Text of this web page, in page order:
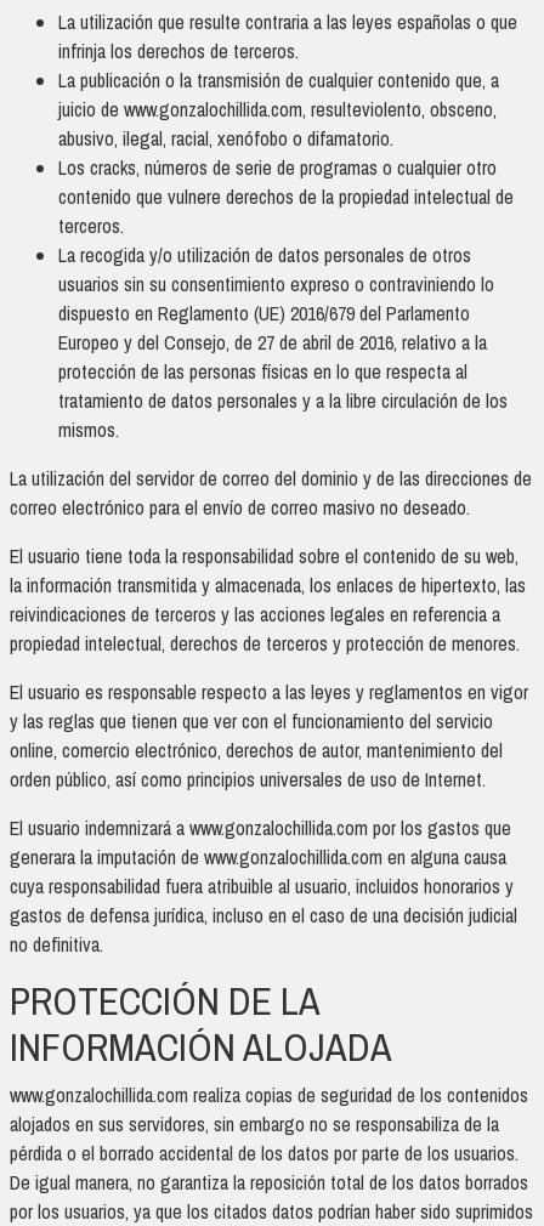
La utilización que resulte contraria a las leyes españolas o que
infrinja los derechos de terceros.
La publicación o la transmisión de cualquier contenido que, a
juicio de www.gonzalochillida.com, resulteviolento, obsceno,
abusivo, ilegal, racial, xenófobo o difamatorio.
Los cracks, números de serie de programas o cualquier otro
contenido que vulnere derechos de la propiedad intelectual de
terceros.
La recogida y/o utilización de datos personales de otros
usuarios sin su consentimiento expreso o contraviniendo lo
dispuesto en Reglamento (UE) 2016/679 del Parlamento
Europeo y del Consejo, de 27 de abril de 2016, relativo a la
protección de las personas físicas en lo que respecta al
tratamiento de datos personales y a la libre circulación de los
mismos.
La utilización del servidor de correo del dominio y de las direcciones de
correo electrónico para el envío de correo masivo no deseado.
El usuario tiene toda la responsabilidad sobre el contenido de su web,
la información transmitida y almacenada, los enlaces de hipertexto, las
reivindicaciones de terceros y las acciones legales en referencia a
propiedad intelectual, derechos de terceros y protección de menores.
El usuario es responsable respecto a las leyes y reglamentos en vigor
y las reglas que tienen que ver con el funcionamiento del servicio
online, comercio electrónico, derechos de autor, mantenimiento del
orden público, así como principios universales de uso de Internet.
El usuario indemnizará a www.gonzalochillida.com por los gastos que
generara la imputación de www.gonzalochillida.com en alguna causa
cuya responsabilidad fuera atribuible al usuario, incluidos honorarios y
gastos de defensa jurídica, incluso en el caso de una decisión judicial
no definitiva.
PROTECCIÓN DE LA
INFORMACIÓN ALOJADA
www.gonzalochillida.com realiza copias de seguridad de los contenidos
alojados en sus servidores, sin embargo no se responsabiliza de la
pérdida o el borrado accidental de los datos por parte de los usuarios.
De igual manera, no garantiza la reposición total de los datos borrados
por los usuarios, ya que los citados datos podrían haber sido suprimidos